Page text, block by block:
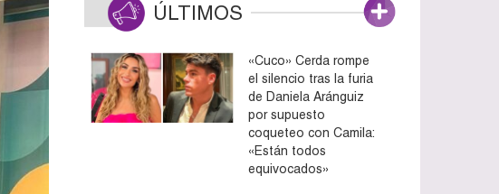
ÚLTIMOS
«Cuco» Cerda rompe
el silencio tras la furia
de Daniela Aránguiz
por supuesto
coqueteo con Camila:
«Están todos
equivocados»